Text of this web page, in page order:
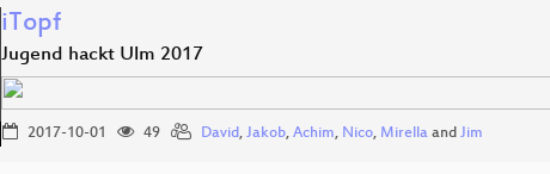
iTopf
Jugend hackt Ulm 2017
2017-10-01 49 David, Jakob, Achim, Nico, Mirella and Jim